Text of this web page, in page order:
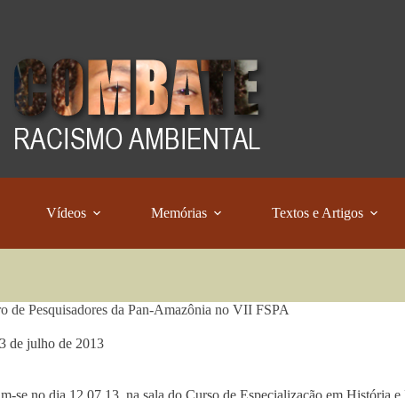
Vídeos Memórias Textos e Artigos
de Pesquisadores da Pan-Amazônia no VII FSPA
de julho de 2013
se no dia 12.07.13, na sala do Curso de Especialização em História